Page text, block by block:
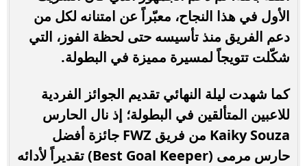
الأول في هذا النجاح، معبّراً عن امتنانه لكل من
دعم الفريق منذ تأسيسه حتى لحظة الفوز، التي
شكّلت تتويجاً لمسيرة مميزة في البطولة.
كما شهدت ليلة النهائي تقديم الجوائز الفردية
للاعبين المتألقين في البطولة؛ إذ نال الحارس
Kaiky Souza من فريق FWZ جائزة أفضل
حارس مرمى (Best Goal Keeper) تقديراً لأدائه